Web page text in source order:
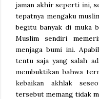
jaman akhir seperti ini,
tepatnya mengaku
begitu banyak di muka
Muslim sendiri
menjaga bumi ini.
tentu saja yang salah
membuktikan bahwa
kebaikan akhlak
tersebut memang tidak